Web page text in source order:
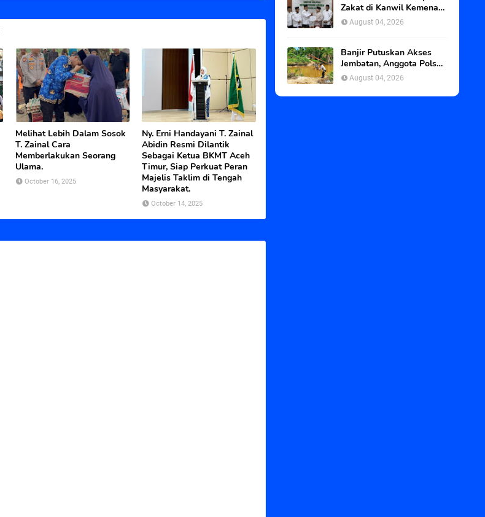
Melihat Lebih Dalam Sosok
T. Zainal Cara
Memberlakukan Seorang
Ulama.
October 16, 2025
Ny. Erni Handayani T. Zainal
Abidin Resmi Dilantik
Sebagai Ketua BKMT Aceh
Timur, Siap Perkuat Peran
Majelis Taklim di Tengah
Masyarakat.
October 14, 2025
Zakat di Kanwil Kemenag
Aceh
August 04, 2026
Banjir Putuskan Akses
Jembatan, Anggota Polsek
Darul Ihsan Bantu Pelajar
Seberangi Sungai
August 04, 2026